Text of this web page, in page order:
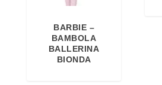
BARBIE –
BAMBOLA
BALLERINA
BIONDA